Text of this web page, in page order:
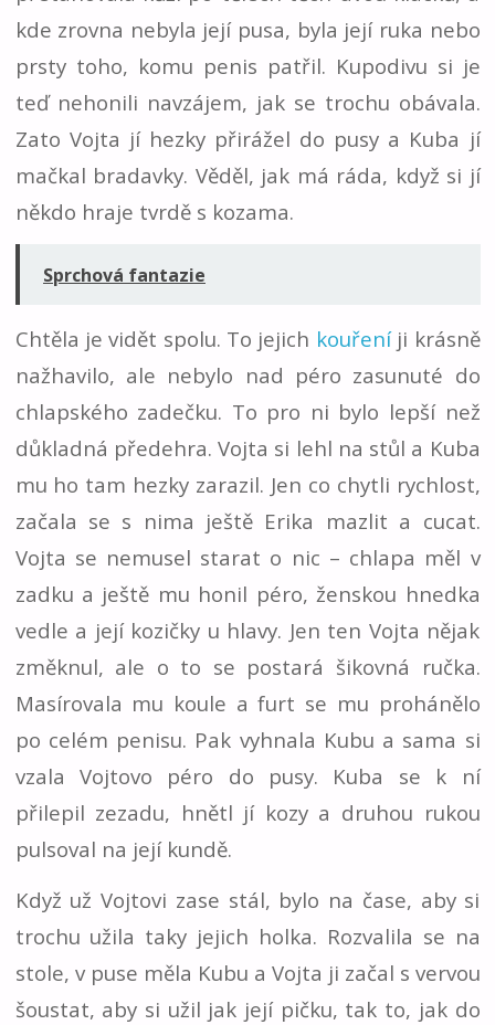
kde zrovna nebyla její pusa, byla její ruka nebo
prsty toho, komu penis patřil. Kupodivu si je
teď nehonili navzájem, jak se trochu obávala.
Zato Vojta jí hezky přirážel do pusy a Kuba jí
mačkal bradavky. Věděl, jak má ráda, když si jí
někdo hraje tvrdě s kozama.
Sprchová fantazie
Chtěla je vidět spolu. To jejich kouřeníji krásně
nažhavilo, ale nebylo nad péro zasunuté do
chlapského zadečku. To pro ni bylo lepší než
důkladná předehra. Vojta si lehl na stůl a Kuba
mu ho tam hezky zarazil. Jen co chytli rychlost,
začala se s nima ještě Erika mazlit a cucat.
Vojta se nemusel starat o nic – chlapa měl v
zadku a ještě mu honil péro, ženskou hnedka
vedle a její kozičky u hlavy. Jen ten Vojta nějak
změknul, ale o to se postará šikovná ručka.
Masírovala mu koule a furt se mu prohánělo
po celém penisu. Pak vyhnala Kubu a sama si
vzala Vojtovo péro do pusy. Kuba se k ní
přilepil zezadu, hnětl jí kozy a druhou rukou
pulsoval na její kundě.
Když už Vojtovi zase stál, bylo na čase, aby si
trochu užila taky jejich holka. Rozvalila se na
stole, v puse měla Kubu a Vojta ji začal s vervou
šoustat, aby si užil jak její pičku, tak to, jak do